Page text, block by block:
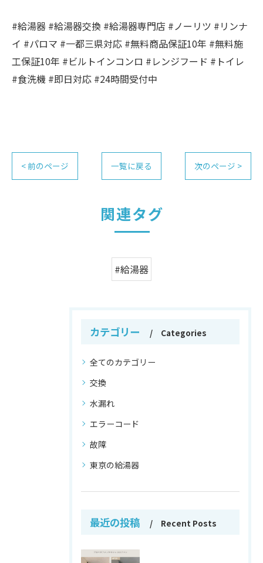
#給湯器 #給湯器交換 #給湯器専門店 #ノーリツ #リンナ
イ #パロマ #一都三県対応 #無料商品保証10年 #無料施
工保証10年 #ビルトインコンロ #レンジフード #トイレ
#食洗機 #即日対応 #24時間受付中
< 前のページ 一覧に戻る 次のページ >
関連タグ
#給湯器
カテゴリー Categories
全てのカテゴリー
交換
水漏れ
エラーコード
故障
東京の給湯器
最近の投稿 Recent Posts